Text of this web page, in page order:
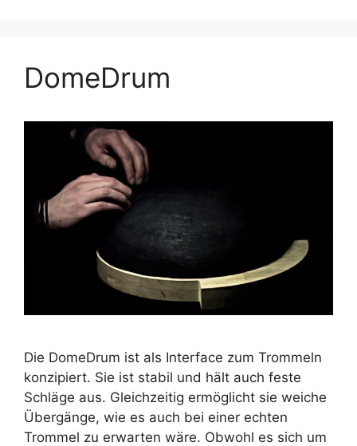
DomeDrum
Die DomeDrum ist als Interface zum Trommeln
konzipiert. Sie ist stabil und hält auch feste
Schläge aus. Gleichzeitig ermöglicht sie weiche
Übergänge, wie es auch bei einer echten
Trommel zu erwarten wäre. Obwohl es sich um